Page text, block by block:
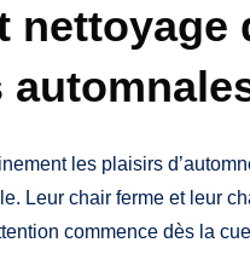
nettoyage
les plaisirs
Leur chair ferme et leur
commence dès la